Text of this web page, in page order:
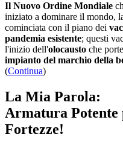
Il Nuovo Ordine Mondiale
iniziato a dominare il mondo,
cominciata con il piano dei
pandemia esistente; questi
l'inizio dell'olocausto che
impianto del marchio della
(Continua)
La Mia Parola:
Armatura Potente
Fortezze!